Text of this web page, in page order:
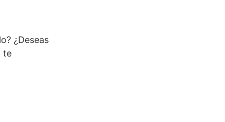
¿Deseas
te